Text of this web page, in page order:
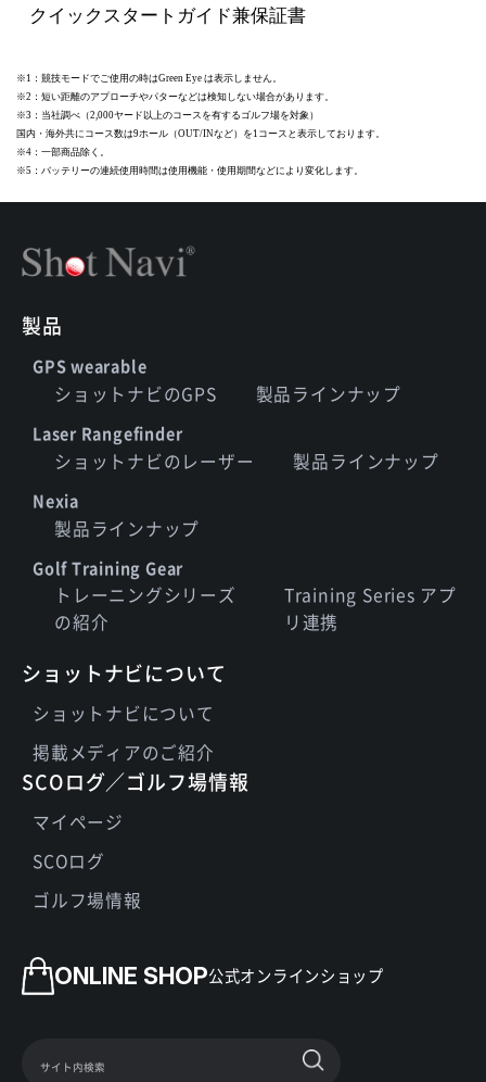
クイックスタートガイド兼保証書
※1：競技モードでご使用の時はGreen Eye は表示しません。
※2：短い距離のアプローチやパターなどは検知しない場合があります。
※3：当社調べ（2,000ヤード以上のコースを有するゴルフ場を対象）
国内・海外共にコース数は9ホール（OUT/INなど）を1コースと表示しております。
※4：一部商品除く。
※5：バッテリーの連続使用時間は使用機能・使用期間などにより変化します。
ONLINE SHOP公式オンラインショップ
製品
GPS wearable
ショットナビのGPS 製品ラインナップ
Laser Rangefinder
ショットナビのレーザー 製品ラインナップ
Nexia
製品ラインナップ
Golf Training Gear
トレーニングシリーズ
の紹介
Training Series アプ
リ連携
ショットナビについて
ショットナビについて
掲載メディアのご紹介
SCOログ／ゴルフ場情報
マイページ
SCOログ
ゴルフ場情報